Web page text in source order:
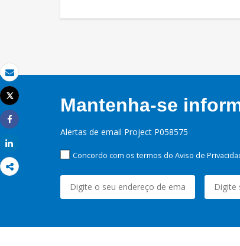
Email
Imprimir
Tweet
Share
Mantenha-se
Alertas de email Project P058575
Concordo com os termos do Aviso de